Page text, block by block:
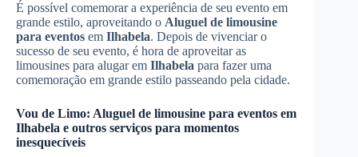
É possível comemorar a experiência de seu evento em
grande estilo, aproveitando o Aluguel de limousine
para eventos em Ilhabela. Depois de vivenciar o
sucesso de seu evento, é hora de aproveitar as
limousines para alugar em Ilhabela para fazer uma
comemoração em grande estilo passeando pela cidade.
Vou de Limo: Aluguel de limousine para eventos em
Ilhabela e outros serviços para momentos
inesquecíveis